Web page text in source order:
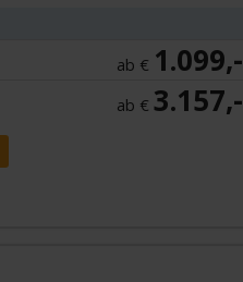
ab € 1.099,-
ab €3.157,-